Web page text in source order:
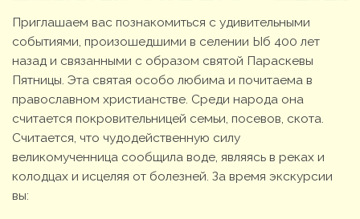
Приглашаем вас познакомиться с удивительными
событиями, произошедшими в селении Ыб 400 лет
назад и связанными с образом святой Параскевы
Пятницы. Эта святая особо любима и почитаема в
православном христианстве. Среди народа она
считается покровительницей семьи, посевов, скота.
Считается, что чудодейственную силу
великомученница сообщила воде, являясь в реках и
колодцах и исцеляя от болезней. За время экскурсии
вы: